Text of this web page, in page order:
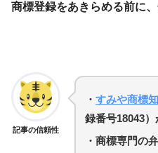
商標登録をあきらめる前に
記事の信頼性
・ すみや商標
録番号18043
・商標専門の